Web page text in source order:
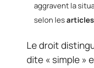
aggravent la
selon lesarticles
Le droit
dite « simple »